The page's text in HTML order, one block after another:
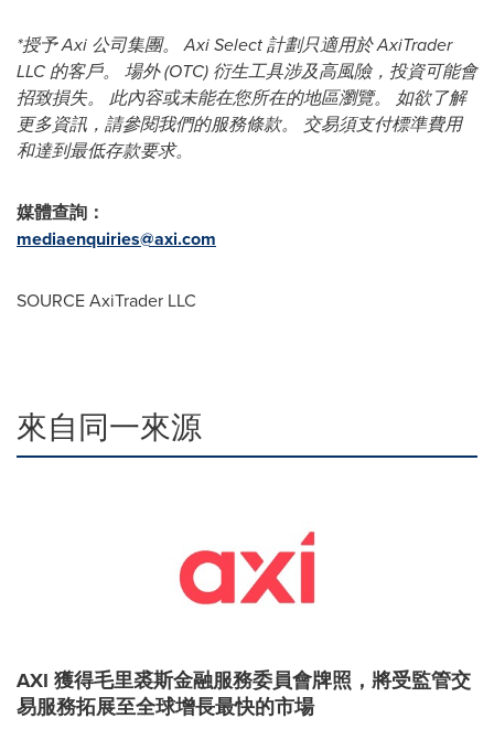
*授予 Axi 公司集團。 Axi Select 計劃只適用於 AxiTrader
LLC 的客戶。 場外 (OTC) 衍生工具涉及高風險，投資可能會
招致損失。 此內容或未能在您所在的地區瀏覽。 如欲了解
更多資訊，請參閱我們的服務條款。 交易須支付標準費用
和達到最低存款要求。
媒體查詢：
mediaenquiries@axi.com
SOURCE AxiTrader LLC
來自同一來源
AXI 獲得毛里裘斯金融服務委員會牌照，將受監管交
易服務拓展至全球增長最快的市場